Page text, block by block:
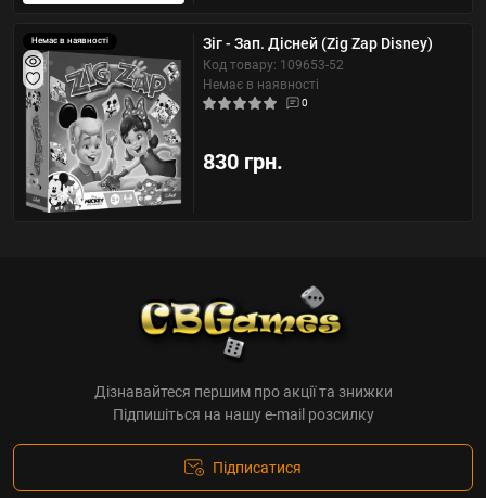
Немає в наявності Зіг - Зап. Дісней (Zig Zap Disney)
Код товару: 109653-52
Немає в наявності
0
830 грн.
Дізнавайтеся першим про акції та знижки
Підпишіться на нашу e-mail розсилку
Підписатися